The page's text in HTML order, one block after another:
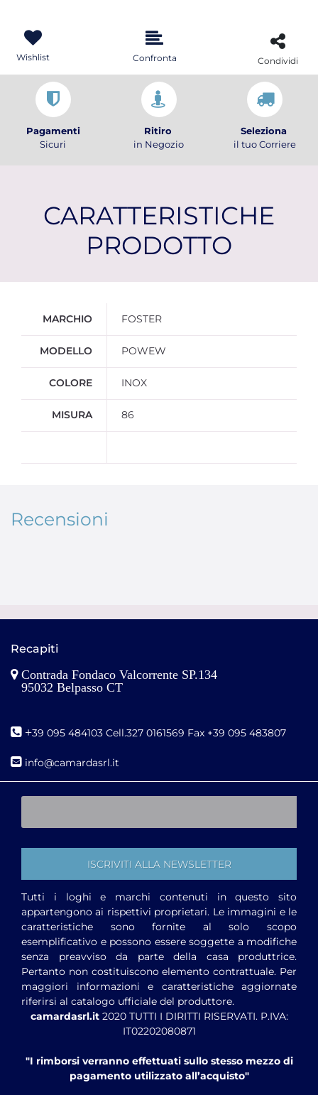
Wishlist Confronta Condividi
Pagamenti
Sicuri
Ritiro
in Negozio
Seleziona
il tuo Corriere
CARATTERISTICHE
PRODOTTO
MARCHIO FOSTER
MODELLO POWEW
COLORE INOX
MISURA 86
Recensioni
Recapiti
Contrada Fondaco Valcorrente SP.134
95032 Belpasso CT
+39 095 484103 Cell.327 0161569 Fax +39 095 483807
info@camardasrl.it
Tutti i loghi e marchi contenuti in questo sito
appartengono ai rispettivi proprietari. Le immagini e le
caratteristiche sono fornite al solo scopo
esemplificativo e possono essere soggette a modifiche
senza preavviso da parte della casa produttrice.
Pertanto non costituiscono elemento contrattuale. Per
maggiori informazioni e caratteristiche aggiornate
riferirsi al catalogo ufficiale del produttore.
camardasrl.it2020 TUTTI I DIRITTI RISERVATI. P.IVA:
IT02202080871
"I rimborsi verranno effettuati sullo stesso mezzo di
pagamento utilizzato all’acquisto"